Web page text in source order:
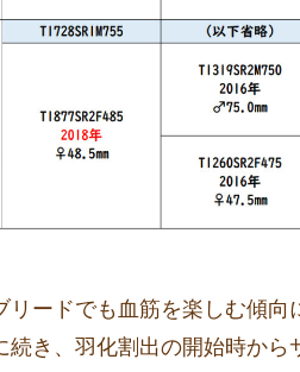
ードでも血筋を楽しむ傾向
続き、羽化割出の開始時か